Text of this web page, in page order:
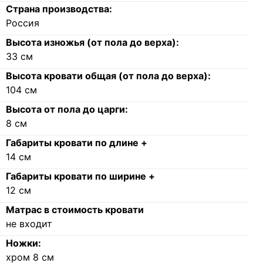
Страна производства:
Россия
Высота изножья (от пола до верха):
33 см
Высота кровати общая (от пола до верха):
104 см
Высота от пола до царги:
8 см
Габариты кровати по длине +
14 см
Габариты кровати по ширине +
12 см
Матрас в стоимость кровати
не входит
Ножки:
хром 8 см